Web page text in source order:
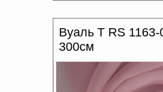
Вуаль T RS
300см